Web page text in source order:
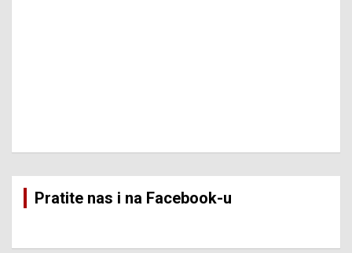
Pratite nas i na Facebook-u